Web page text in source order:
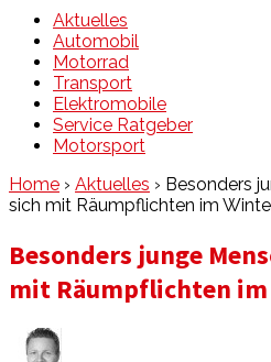
Aktuelles
Automobil
Motorrad
Transport
Elektromobile
Service Ratgeber
Motorsport
Home › Aktuelles › Besonders
sich mit Räumpflichten im
Besonders junge
mit Räumpflichten